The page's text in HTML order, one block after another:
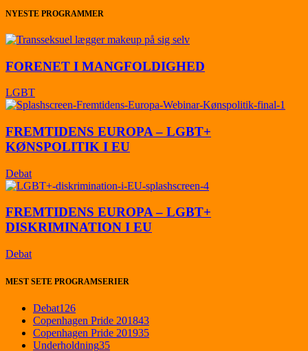
NYESTE PROGRAMMER
FORENET I MANGFOLDIGHED
LGBT
FREMTIDENS EUROPA – LGBT+
KØNSPOLITIK I EU
Debat
FREMTIDENS EUROPA – LGBT+
DISKRIMINATION I EU
Debat
MEST SETE PROGRAMSERIER
Debat126
Copenhagen Pride 201843
Copenhagen Pride 201935
Underholdning35